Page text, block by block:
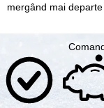
mergând mai